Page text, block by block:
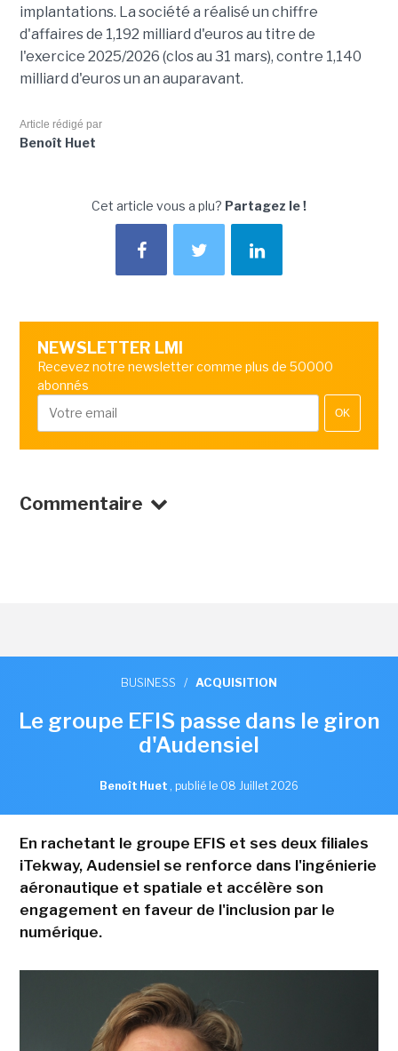
implantations. La société a réalisé un chiffre
d'affaires de 1,192 milliard d'euros au titre de
l'exercice 2025/2026 (clos au 31 mars), contre 1,140
milliard d'euros un an auparavant.
Article rédigé par
Benoît Huet
Cet article vous a plu? Partagez le !
NEWSLETTER LMI
Recevez notre newsletter comme plus de 50000
abonnés
OK
Commentaire
BUSINESS / ACQUISITION
Le groupe EFIS passe dans le giron
d'Audensiel
Benoît Huet , publié le 08 Juillet 2026
En rachetant le groupe EFIS et ses deux filiales
iTekway, Audensiel se renforce dans l'ingénierie
aéronautique et spatiale et accélère son
engagement en faveur de l'inclusion par le
numérique.